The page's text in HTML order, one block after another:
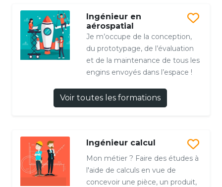
Ingénieur en
aérospatial
Je m’occupe de la conception,
du prototypage, de l’évaluation
et de la maintenance de tous les
engins envoyés dans l’espace !
Voir toutes les formations
Ingénieur calcul
Mon métier ? Faire des études à
l'aide de calculs en vue de
concevoir une pièce, un produit,